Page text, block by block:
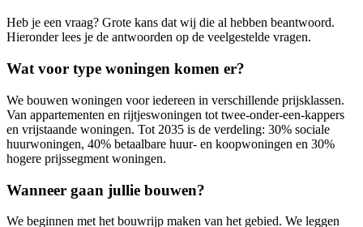
Heb je een vraag? Grote kans dat wij die al hebben beantwoord.
Hieronder lees je de antwoorden op de veelgestelde vragen.
Wat voor type woningen komen er?
We bouwen woningen voor iedereen in verschillende prijsklassen.
Van appartementen en rijtjeswoningen tot twee-onder-een-kappers
en vrijstaande woningen. Tot 2035 is de verdeling: 30% sociale
huurwoningen, 40% betaalbare huur- en koopwoningen en 30%
hogere prijssegment woningen.
Wanneer gaan jullie bouwen?
We beginnen met het bouwrijp maken van het gebied. We leggen